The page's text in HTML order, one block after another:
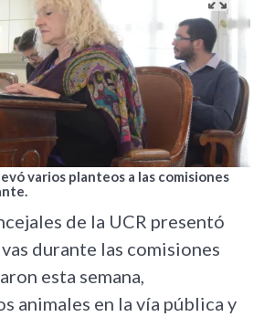
varios planteos a las comisiones
de la UCR presentó
durante las comisiones
esta semana,
animales en la vía pública y